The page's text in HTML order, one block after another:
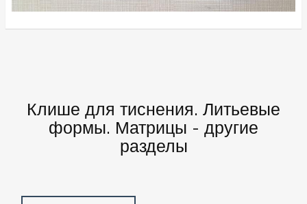
Клише для тиснения. Литьевые
формы. Матрицы - другие
разделы